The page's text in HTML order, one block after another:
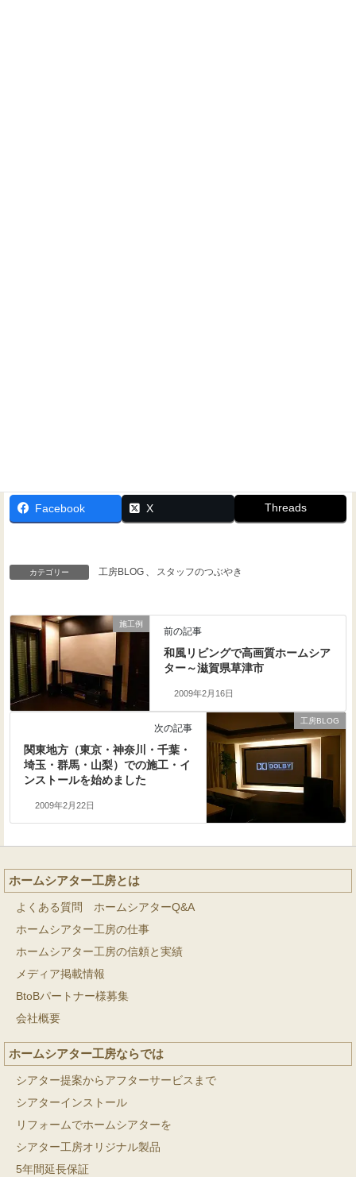
Facebook X Threads
カテゴリー 工房BLOG 、 スタッフのつぶやき
施工例
前の記事
和風リビングで高画質ホームシア
ター～滋賀県草津市
2009年2月16日
工房BLOG
次の記事
関東地方（東京・神奈川・千葉・
埼玉・群馬・山梨）での施工・イ
ンストールを始めました
2009年2月22日
ホームシアター工房とは
よくある質問 ホームシアターQ&A
ホームシアター工房の仕事
ホームシアター工房の信頼と実績
メディア掲載情報
BtoBパートナー様募集
会社概要
ホームシアター工房ならでは
シアター提案からアフターサービスまで
シアターインストール
リフォームでホームシアターを
シアター工房オリジナル製品
5年間延長保証